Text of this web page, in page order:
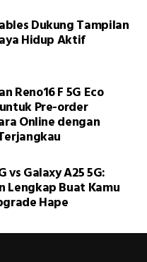
Dukung Tampilan
Hidup Aktif
Reno16 F 5G Eco
Pre-order
Online dengan
vs Galaxy A25 5G:
Lengkap Buat Kamu
Hape